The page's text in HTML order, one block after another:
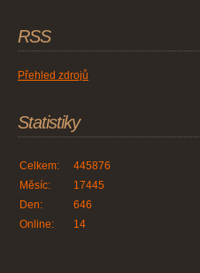
RSS
Přehled zdrojů
Statistiky
Online: 14
Celkem:
445876
Měsíc:
17445
Den:
646